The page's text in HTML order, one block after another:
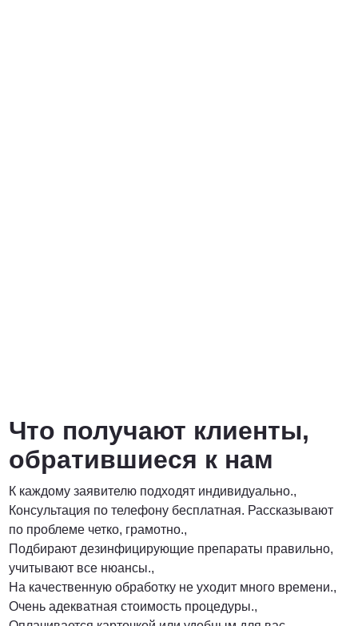
Что получают клиенты,
обратившиеся к нам
К каждому заявителю подходят индивидуально.,
Консультация по телефону бесплатная. Рассказывают
по проблеме четко, грамотно.,
Подбирают дезинфицирующие препараты правильно,
учитывают все нюансы.,
На качественную обработку не уходит много времени.,
Очень адекватная стоимость процедуры.,